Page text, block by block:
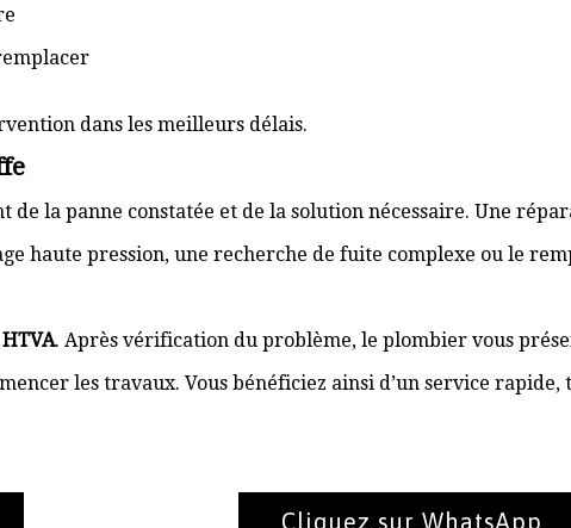
dans les meilleurs délais.
la panne constatée et de la solution nécessaire. Une
haute pression, une recherche de fuite complexe ou le
HTVA. Après vérification du problème, le plombier vous
les travaux. Vous bénéficiez ainsi d’un service
Cliquez sur WhatsApp